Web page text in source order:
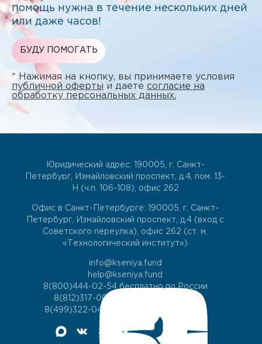
помощь нужна в течение нескольких дней
или даже часов!
БУДУ ПОМОГАТЬ
* Нажимая на кнопку, вы принимаете условия
публичной оферты и даете согласие на
обработку персональных данных.
Юридический адрес: 190005, г. Санкт-
Петербург, Измайловский проспект, д.4, пом. 13-
Н (ч.п. 106-108), офис 262
Офис в Санкт-Петербурге: 190005, г. Санкт-
Петербург, Измайловский проспект, д.4 (вход с
Советского переулка), офис 262 (ст. м.
«Технологический институт»)
info@kseniya.fund
help@kseniya.fund
8(800)444-02-54бесплатно по России
8(812)317-00-60
8(499)322-04-74